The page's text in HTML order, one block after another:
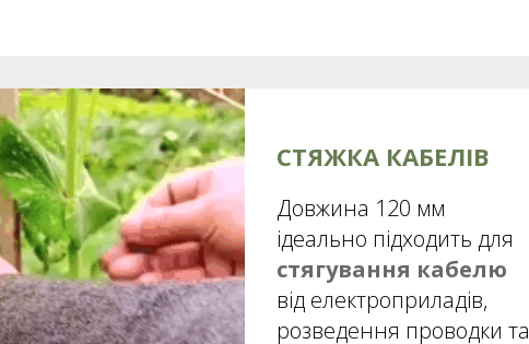
СТЯЖКА КАБЕЛІВ
Довжина 120 мм
ідеально підходить для
стягування кабелю
від електроприладів,
розведення проводки та